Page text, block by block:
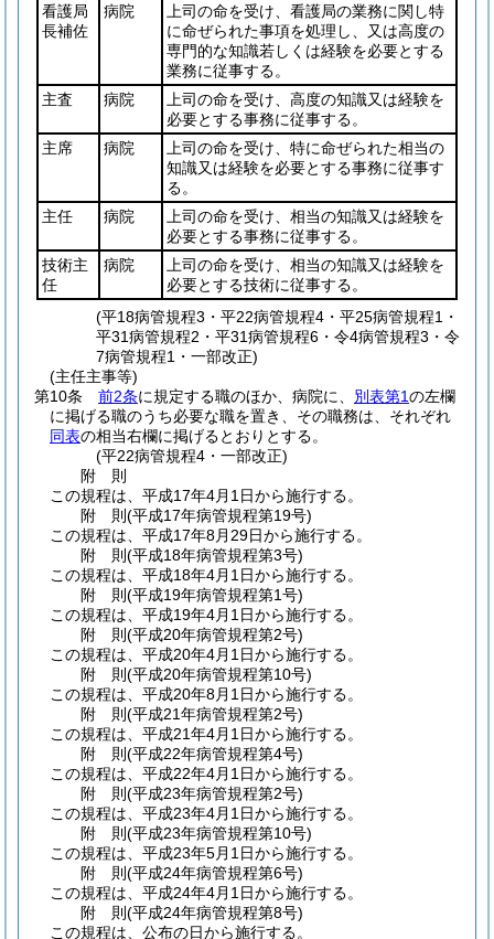
看護局
長補佐
病院
上司の命を受け、看護局の業務に関し特
に命ぜられた事項を処理し、又は高度の
専門的な知識若しくは経験を必要とする
業務に従事する。
主査
病院
上司の命を受け、高度の知識又は経験を
必要とする事務に従事する。
主席
病院
上司の命を受け、特に命ぜられた相当の
知識又は経験を必要とする事務に従事す
る。
主任
病院
上司の命を受け、相当の知識又は経験を
必要とする事務に従事する。
技術主
任
病院
上司の命を受け、相当の知識又は経験を
必要とする技術に従事する。
(平18病管規程3・平22病管規程4・平25病管規程1・
平31病管規程2・平31病管規程6・令4病管規程3・令
7病管規程1・一部改正)
(主任主事等)
第10条
前2条に規定する職のほか、病院に、 別表第1の左欄
に掲げる職のうち必要な職を置き、その職務は、それぞれ
同表の相当右欄に掲げるとおりとする。
(平22病管規程4・一部改正)
附 則
この規程は、平成17年4月1日から施行する。
附 則(平成17年病管規程第19号)
この規程は、平成17年8月29日から施行する。
附 則(平成18年病管規程第3号)
この規程は、平成18年4月1日から施行する。
附 則(平成19年病管規程第1号)
この規程は、平成19年4月1日から施行する。
附 則(平成20年病管規程第2号)
この規程は、平成20年4月1日から施行する。
附 則(平成20年病管規程第10号)
この規程は、平成20年8月1日から施行する。
附 則(平成21年病管規程第2号)
この規程は、平成21年4月1日から施行する。
附 則(平成22年病管規程第4号)
この規程は、平成22年4月1日から施行する。
附 則(平成23年病管規程第2号)
この規程は、平成23年4月1日から施行する。
附 則(平成23年病管規程第10号)
この規程は、平成23年5月1日から施行する。
附 則(平成24年病管規程第6号)
この規程は、平成24年4月1日から施行する。
附 則(平成24年病管規程第8号)
この規程は、公布の日から施行する。